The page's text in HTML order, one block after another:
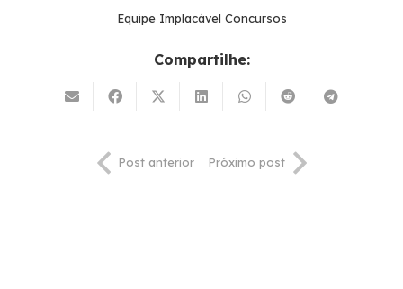
Equipe Implacável Concursos
Compartilhe:
Post anterior Próximo post